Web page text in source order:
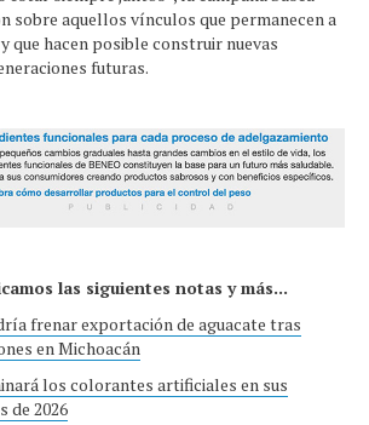
sobre aquellos vínculos que permanecen a
que hacen posible construir nuevas
futuras.
las siguientes notas y más...
frenar exportación de aguacate tras
en Michoacán
los colorantes artificiales en sus
de 2026